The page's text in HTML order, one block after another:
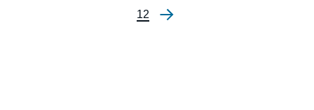
Pagination
Page
1Page
2